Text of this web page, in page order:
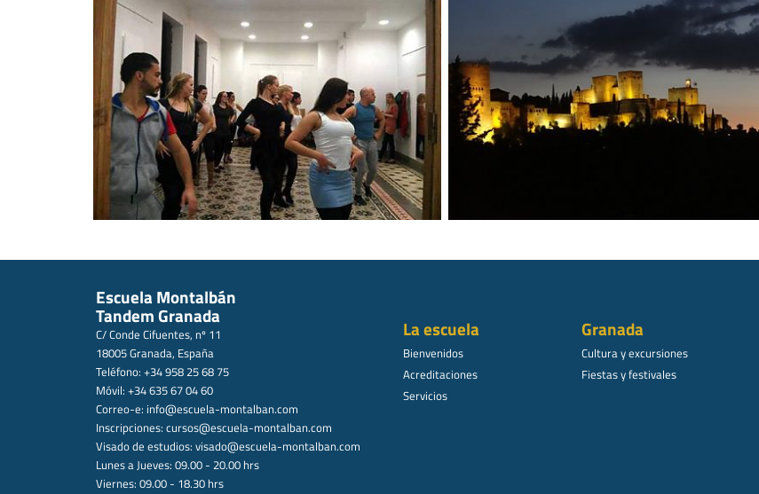
Escuela Montalbán
Tandem Granada
C/ Conde Cifuentes, nº 11
18005 Granada, España
Teléfono: +34 958 25 68 75
Móvil: +34 635 67 04 60
Correo-e: info@escuela-montalban.com
Inscripciones: cursos@escuela-montalban.com
Visado de estudios: visado@escuela-montalban.com
Lunes a Jueves: 09.00 - 20.00 hrs
Viernes: 09.00 - 18.30 hrs
La escuela
Bienvenidos
Acreditaciones
Servicios
Granada
Cultura y excursiones
Fiestas y festivales